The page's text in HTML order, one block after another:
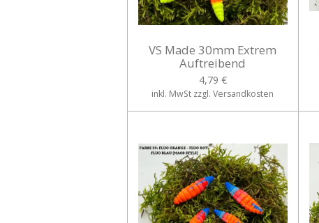
VS Made 30mm Extrem
Auftreibend
4,79 €
inkl. MwSt zzgl. Versandkosten